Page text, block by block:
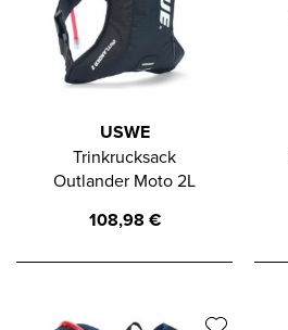
USWE
Trinkrucksack
Outlander Moto 2L
108,98 €